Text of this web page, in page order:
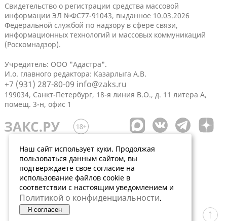
Свидетельство о регистрации средства массовой
информации ЭЛ №ФС77-91043, выданное 10.03.2026
Федеральной службой по надзору в сфере связи,
информационных технологий и массовых коммуникаций
(Роскомнадзор).
Учредитель: ООО "Адастра".
И.о. главного редактора: Казарлыга А.В.
+7 (931) 287-80-09 info@zaks.ru
199034, Санкт-Петербург, 18-я линия В.О., д. 11 литера А,
помещ. 3-н, офис 1
Наш сайт использует куки. Продолжая
пользоваться данным сайтом, вы
подтверждаете свое согласие на
использование файлов cookie в
соответствии с настоящим уведомлением и
Политикой о конфиденциальности.
Я согласен